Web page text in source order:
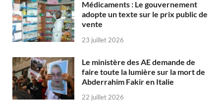
Médicaments : Le gouvernement
adopte un texte sur le prix public de
vente
23 juillet 2026
Le ministère des AE demande de
faire toute la lumière sur la mort de
Abderrahim Fakir en Italie
22 juillet 2026